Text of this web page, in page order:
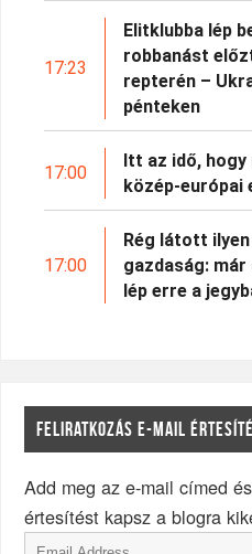
17:23
Elitklubba lép
robbanást
repterén –
pénteken
17:00
Itt az idő,
közép-európai
17:00
Rég látott
gazdaság:
lép erre a
FELIRATKOZÁS E-MAIL
Add meg az e-mail címed
értesítést kapsz a blogra